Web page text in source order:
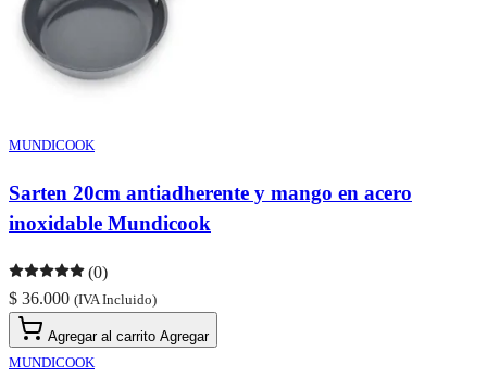
MUNDICOOK
Sarten 20cm antiadherente y mango en acero
inoxidable Mundicook
(0)
$ 36.000 (IVA Incluido)
Agregar al carrito Agregar
MUNDICOOK